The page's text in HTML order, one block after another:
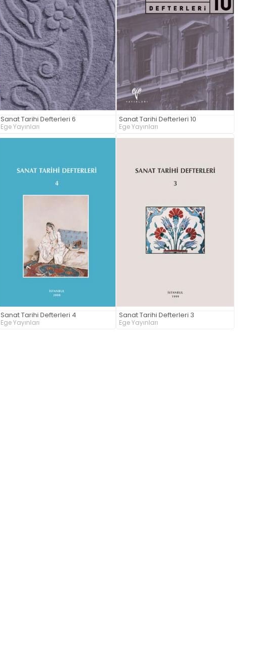
Sanat Tarihi Defterleri 6
Ege Yayınları
Sanat Tarihi Defterleri 10
Ege Yayınları
Sanat Tarihi Defterleri 4
Ege Yayınları
Sanat Tarihi Defterleri 3
Ege Yayınları